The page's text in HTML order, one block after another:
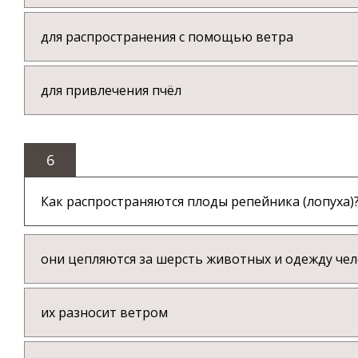
для распространения с помощью ветра
для привлечения пчёл
6
Как распространяются плоды репейника (лопуха)?
они цепляются за шерсть животных и одежду
их разносит ветром